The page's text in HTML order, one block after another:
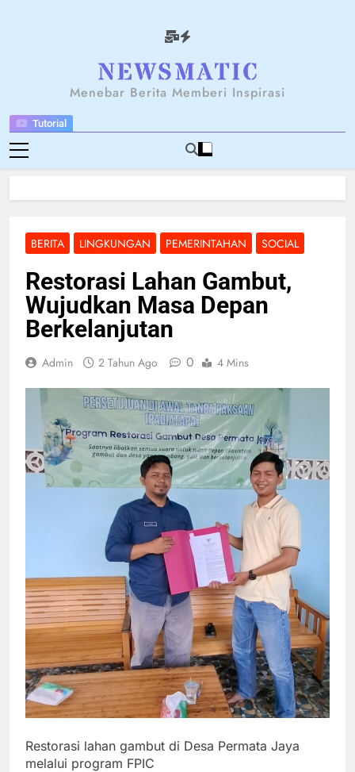
Tutorial
NEWSANTARA
Menebar Berita Memberi Inspirasi
BERITA LINGKUNGAN PEMERINTAHAN SOCIAL
Restorasi Lahan Gambut,
Wujudkan Masa Depan
Berkelanjutan
Admin 2 Tahun Ago 0 4 Mins
Restorasi lahan gambut di Desa Permata Jaya
melalui program FPIC